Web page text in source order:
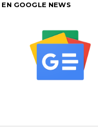
EN GOOGLE NEWS